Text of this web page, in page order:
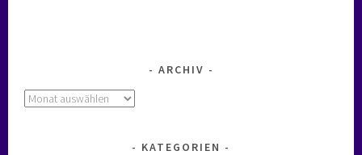
ARCHIV
Archiv
KATEGORIEN